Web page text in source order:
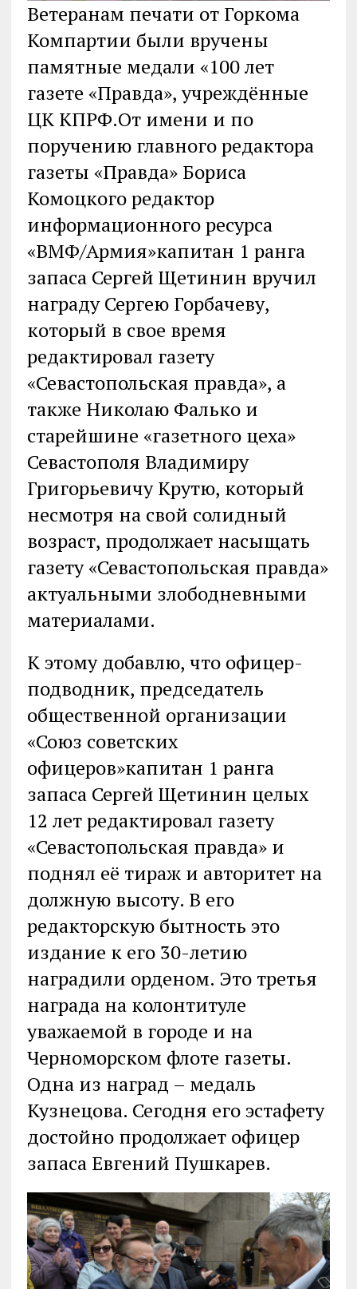
Ветеранам печати от Горкома
Компартии были вручены
памятные медали «100 лет
газете «Правда», учреждённые
ЦК КПРФ.От имени и по
поручению главного редактора
газеты «Правда» Бориса
Комоцкого редактор
информационного ресурса
«ВМФ/Армия»капитан 1 ранга
запаса Сергей Щетинин вручил
награду Сергею Горбачеву,
который в свое время
редактировал газету
«Севастопольская правда», а
также Николаю Фалько и
старейшине «газетного цеха»
Севастополя Владимиру
Григорьевичу Крутю, который
несмотря на свой солидный
возраст, продолжает насыщать
газету «Севастопольская правда»
актуальными злободневными
материалами.
К этому добавлю, что офицер-
подводник, председатель
общественной организации
«Союз советских
офицеров»капитан 1 ранга
запаса Сергей Щетинин целых
12 лет редактировал газету
«Севастопольская правда» и
поднял её тираж и авторитет на
должную высоту. В его
редакторскую бытность это
издание к его 30-летию
наградили орденом. Это третья
награда на колонтитуле
уважаемой в городе и на
Черноморском флоте газеты.
Одна из наград – медаль
Кузнецова. Сегодня его эстафету
достойно продолжает офицер
запаса Евгений Пушкарев.